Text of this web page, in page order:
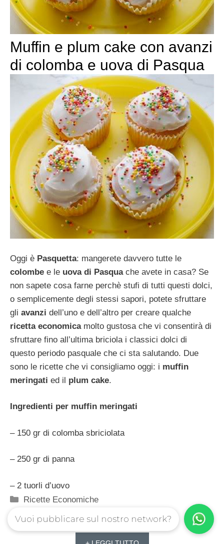
Muffin e plum cake con avanzi
di colomba e uova di Pasqua
Oggi è Pasquetta: mangerete davvero tutte le
colombe e le uova di Pasqua che avete in casa? Se
non sapete cosa farne perchè stufi di tutti questi dolci,
o semplicemente degli stessi sapori, potete sfruttare
gli avanzi dell’uno e dell’altro per creare qualche
ricetta economicamolto gustosa che vi consentirà di
sfruttare fino all’ultima briciola i classici dolci di
questo periodo pasquale che ci sta salutando. Due
sono le ricette che vi consigliamo oggi: i muffin
meringati ed il plum cake.
Ingredienti per muffin meringati
– 150 gr di colomba sbriciolata
– 250 gr di panna
– 2 tuorli d’uovo
Categorie
Ricette Economiche
Vuoi pubblicare sul nostro network?